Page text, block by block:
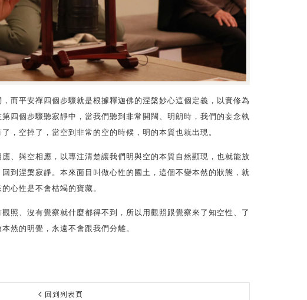
而平安禪四個步驟就是根據釋迦佛的涅槃妙心這個定義，以實修為
四個步驟聽寂靜中，當我們聽到非常開闊、明朗時，我們的妄念執
，空掉了，當空到非常的空的時候，明的本質也就出現。
、與空相應，以專注清楚讓我們明與空的本質自然顯現，也就能放
回到涅槃寂靜。本來面目叫做心性的國土，這個不變本然的狀態，就
心性是不會枯竭的寶藏。
照、沒有覺察就什麼都得不到，所以用觀照跟覺察來了知空性、了
然的明覺，永遠不會跟我們分離。
回到列表頁